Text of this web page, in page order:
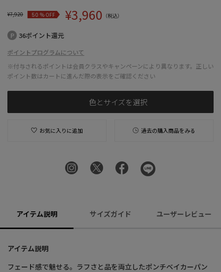
¥7,920 50% OFF ¥3,960 （税込）
36ポイント還元
ポイントプログラムについて
※付与されるポイントは会員クラスやキャンペーンにより異なります。正しい
ポイント数はカートに進んだ際の表示をご確認ください
色とサイズを選択
お気に入りに追加 過去の購入商品をみる
アイテム説明 サイズガイド ユーザーレビュー
アイテム説明
フェード感で魅せる。ラフさと品を両立したポンチベイカーパン